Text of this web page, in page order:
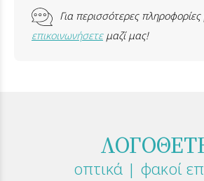
Για περισσότερες
επικοινωνήσετεμαζί μας!
οπτικά | φακοί